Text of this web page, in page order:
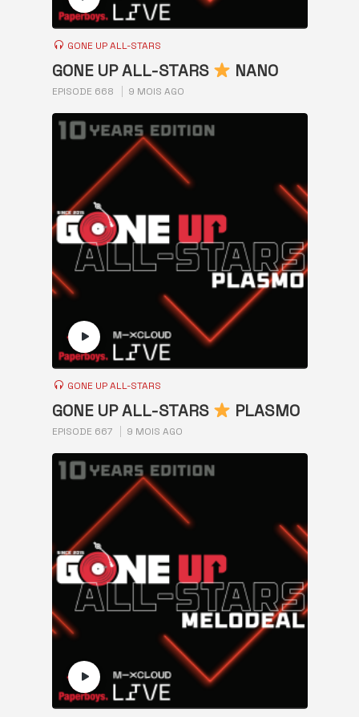
GONE UP ALL-STARS
GONE UP ALL-STARS NANO
EPISODE 668 9 MOIS AGO
GONE UP ALL-STARS
GONE UP ALL-STARS PLASMO
EPISODE 667 9 MOIS AGO